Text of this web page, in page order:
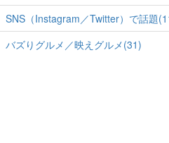
SNS（Instagram／Twitter）で話題
バズりグルメ／映えグルメ(31)